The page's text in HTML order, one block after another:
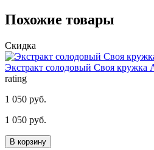
Похожие товары
Скидка
Экстракт солодовый Своя кружка
rating
1 050 руб.
1 050 руб.
В корзину